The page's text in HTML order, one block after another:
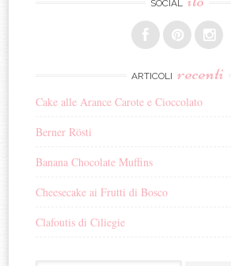
SOCIAL
ARTICOLI recenti
Cake alle Arance Carote e Cioccolato
Berner Rösti
Banana Chocolate Muffins
Cheesecake ai Frutti di Bosco
Clafoutis di Ciliegie